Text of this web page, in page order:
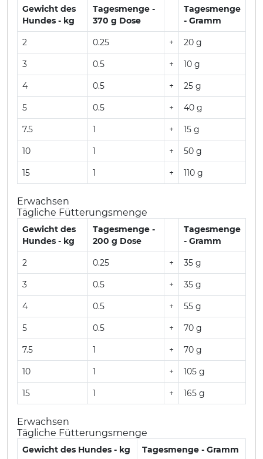
Gewicht des
Hundes - kg
Tagesmenge -
370 g Dose
Tagesmenge
- Gramm
2 0.25 + 20 g
3 0.5 + 10 g
4 0.5 + 25 g
5 0.5 + 40 g
7.5 1 + 15 g
10 1 + 50 g
15 1 + 110 g
Erwachsen
Tägliche Fütterungsmenge
Gewicht des
Hundes - kg
Tagesmenge -
200 g Dose
Tagesmenge
- Gramm
2 0.25 + 35 g
3 0.5 + 35 g
4 0.5 + 55 g
5 0.5 + 70 g
7.5 1 + 70 g
10 1 + 105 g
15 1 + 165 g
Erwachsen
Tägliche Fütterungsmenge
Gewicht des Hundes - kg Tagesmenge - Gramm